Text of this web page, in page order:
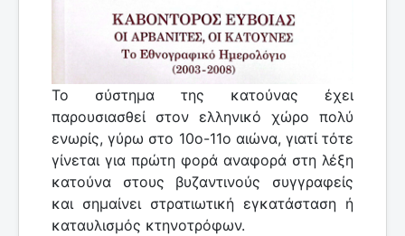
Το σύστημα της κατούνας έχει
παρουσιασθεί στον ελληνικό χώρο πολύ
ενωρίς, γύρω στο 10ο-11ο αιώνα, γιατί τότε
γίνεται για πρώτη φορά αναφορά στη λέξη
κατούνα στους βυζαντινούς συγγραφείς
και σημαίνει στρατιωτική εγκατάσταση ή
καταυλισμός κτηνοτρόφων.